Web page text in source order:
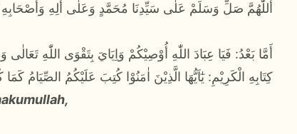
.أَللّٰهُمَّ صَلِّ وَسَلِّمْ عَلٰى سَيِّدِنَا مُحَمَّدٍ وَعَلٰى أَلِهِ
كِتَابِهِ الْكَرِيْمِ: يٰٓاَيُّهَا الَّذِيْنَ اٰمَنُوْا كُتِبَ عَلَيْكُمُ